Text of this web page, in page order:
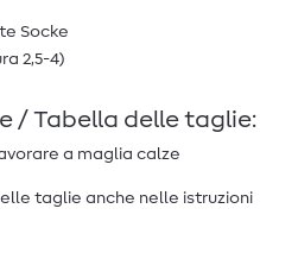
Socke
2,5-4)
/ Tabella delle taglie:
taglie anche nelle istruzioni